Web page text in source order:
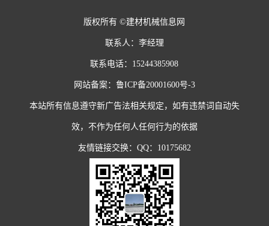
版权所有 ©建材机械信息网
联系人：李经理
联系电话：15244385908
网站备案： 鲁ICP备20001600号-3
本站所有信息遵守新广告法相关规定，如有违禁词自动失
效，不作为任何人任何行为的依据
友情链接交换：QQ：10175682